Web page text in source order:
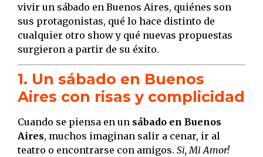
vivir un sábado en Buenos Aires, quiénes son
sus protagonistas, qué lo hace distinto de
cualquier otro show y qué nuevas propuestas
surgieron a partir de su éxito.
1. Un sábado en Buenos
Aires con risas y complicidad
Cuando se piensa en un sábado en Buenos
Aires, muchos imaginan salir a cenar, ir al
teatro o encontrarse con amigos. Si, Mi Amor!